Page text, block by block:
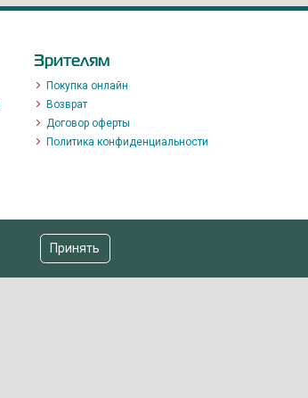
Зрителям
Покупка онлайн
Возврат
Договор оферты
Политика конфиденциальности
Принять